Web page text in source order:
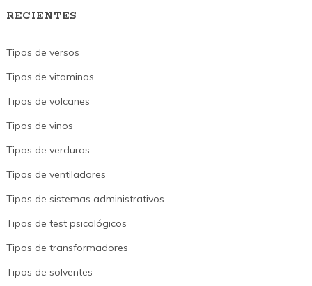
RECIENTES
Tipos de versos
Tipos de vitaminas
Tipos de volcanes
Tipos de vinos
Tipos de verduras
Tipos de ventiladores
Tipos de sistemas administrativos
Tipos de test psicológicos
Tipos de transformadores
Tipos de solventes